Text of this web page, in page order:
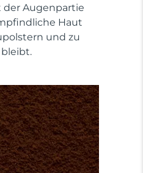
Augenpartie
Haut
und zu
bleibt.